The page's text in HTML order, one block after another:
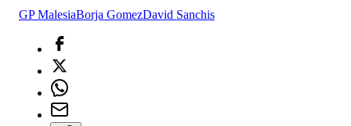
GP MalesiaBorja GomezDavid Sanchis